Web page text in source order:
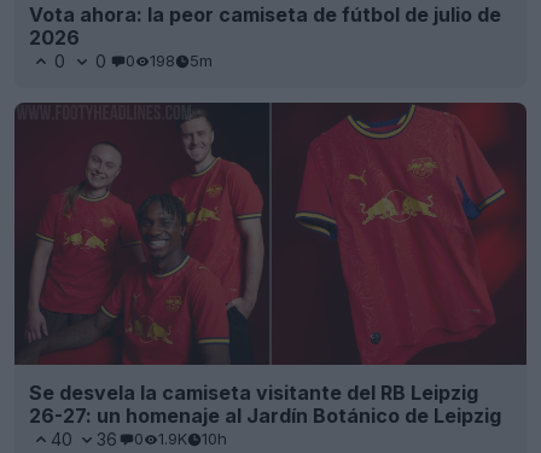
Vota ahora: la peor camiseta de fútbol de julio de
2026
0 0 0 198 5m
Se desvela la camiseta visitante del RB Leipzig
26-27: un homenaje al Jardín Botánico de Leipzig
40 36 0 1.9K 10h